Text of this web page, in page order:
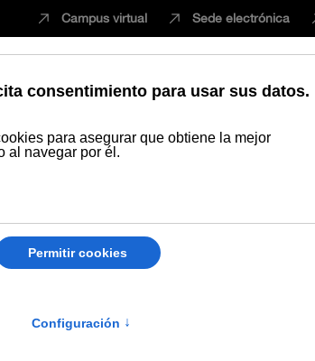
Campus virtual Sede electrónica
EstudiarInnovaciónVida universitaria